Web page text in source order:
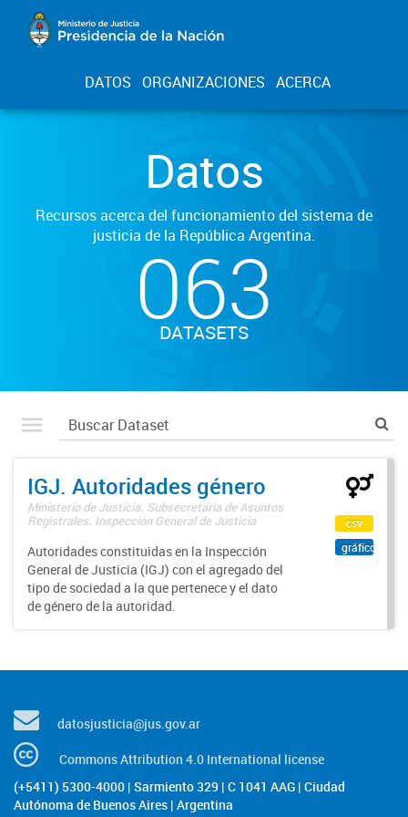
DATOS ORGANIZACIONES ACERCA
Datos
Recursos acerca del funcionamiento del sistema de
justicia de la República Argentina.
063
DATASETS
IGJ. Autoridades género
Ministerio de Justicia. Subsecretaría de Asuntos
Registrales. Inspección General de Justicia
Autoridades constituidas en la Inspección
General de Justicia (IGJ) con el agregado del
tipo de sociedad a la que pertenece y el dato
de género de la autoridad.
csv
gráfico
datosjusticia@jus.gov.ar
Commons Attribution 4.0 International license
(+5411) 5300-4000 | Sarmiento 329 | C 1041 AAG | Ciudad
Autónoma de Buenos Aires | Argentina